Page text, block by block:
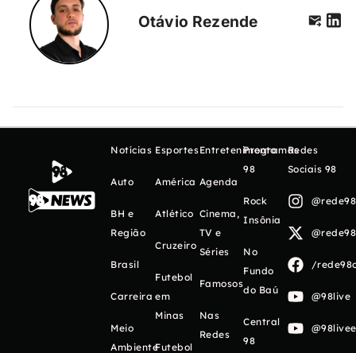
Otávio Rezende
Notícias
Auto
BH e
Região
Brasil
Carreira
Meio
Ambiente
Esportes
América
Atlético
Cruzeiro
Futebol
em
Minas
Futebol
Entretenimento
Agenda
Cinema,
TV e
Séries
Famosos
Nas
Redes
Programas
98
Rock
Insônia
No
Fundo
do Baú
Central
98
Redes
Sociais 98
/
@98live